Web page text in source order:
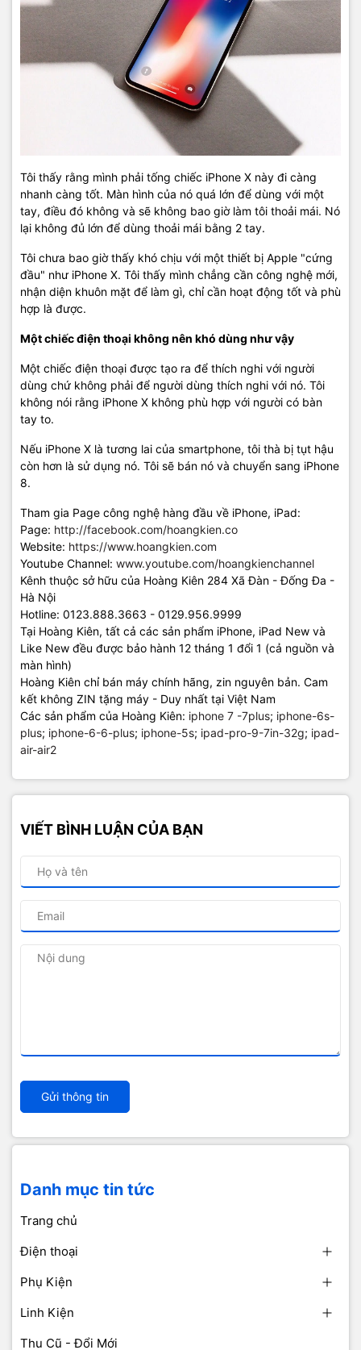
Tôi thấy rằng mình phải tống chiếc iPhone X này đi càng
nhanh càng tốt. Màn hình của nó quá lớn để dùng với một
tay, điều đó không và sẽ không bao giờ làm tôi thoải mái. Nó
lại không đủ lớn để dùng thoải mái bằng 2 tay.
Tôi chưa bao giờ thấy khó chịu với một thiết bị Apple "cứng
đầu" như iPhone X. Tôi thấy mình chẳng cần công nghệ mới,
nhận diện khuôn mặt để làm gì, chỉ cần hoạt động tốt và phù
hợp là được.
Một chiếc điện thoại không nên khó dùng như vậy
Một chiếc điện thoại được tạo ra để thích nghi với người
dùng chứ không phải để người dùng thích nghi với nó. Tôi
không nói rằng iPhone X không phù hợp với người có bàn
tay to.
Nếu iPhone X là tương lai của smartphone, tôi thà bị tụt hậu
còn hơn là sử dụng nó. Tôi sẽ bán nó và chuyển sang iPhone
8.
Tham gia Page công nghệ hàng đầu về iPhone, iPad:
Page: http://facebook.com/hoangkien.co
Website: https://www.hoangkien.com
Youtube Channel: www.youtube.com/hoangkienchannel
Kênh thuộc sở hữu của Hoàng Kiên 284 Xã Đàn - Đống Đa -
Hà Nội
Hotline: 0123.888.3663 - 0129.956.9999
Tại Hoàng Kiên, tất cả các sản phẩm iPhone, iPad New và
Like New đều được bảo hành 12 tháng 1 đổi 1 (cả nguồn và
màn hình)
Hoàng Kiên chỉ bán máy chính hãng, zin nguyên bản. Cam
kết không ZIN tặng máy - Duy nhất tại Việt Nam
Các sản phẩm của Hoàng Kiên: iphone 7 -7plus; iphone-6s-
plus; iphone-6-6-plus; iphone-5s; ipad-pro-9-7in-32g; ipad-
air-air2
VIẾT BÌNH LUẬN CỦA BẠN
Gửi thông tin
Danh mục tin tức
Trang chủ
Điện thoại
Phụ Kiện
Linh Kiện
Thu Cũ - Đổi Mới